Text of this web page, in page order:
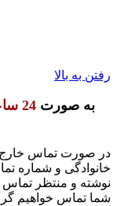
رفتن به بالا
به صورت 24 ساعته
در صورت تماس خارج
خانوادگی و شماره
نوشته و منتظر تماس
شما تماس خواهیم